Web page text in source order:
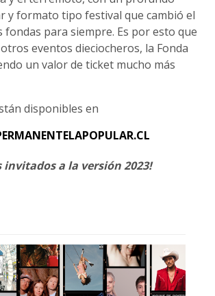
y formato tipo festival que cambió el
fondas para siempre. Es por esto que
eventos dieciocheros, la Fonda
un valor de ticket mucho más
disponibles en
invitados a la versión 2023!